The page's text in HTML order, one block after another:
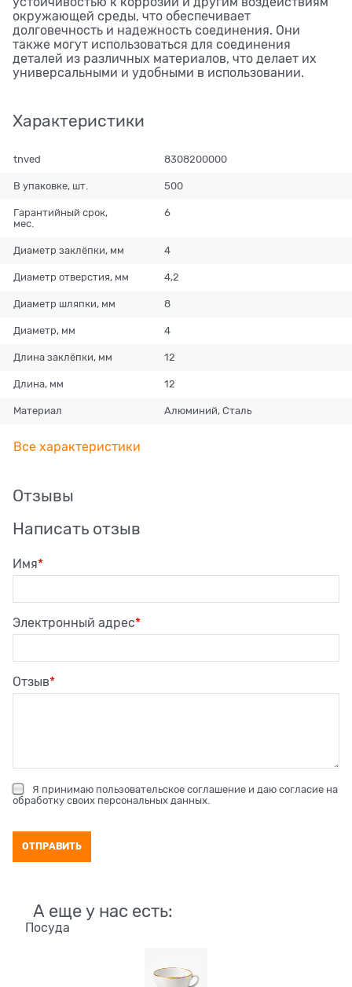
окружающей среды, что обеспечивает
долговечность и надежность соединения. Они
также могут использоваться для соединения
деталей из различных материалов, что делает их
универсальными и удобными в использовании.
Характеристики
tnved 8308200000
В упаковке, шт. 500
Гарантийный срок,
мес.
6
Диаметр заклёпки, мм 4
Диаметр отверстия, мм 4,2
Диаметр шляпки, мм 8
Диаметр, мм 4
Длина заклёпки, мм 12
Длина, мм 12
Материал Алюминий, Сталь
Все характеристики
Отзывы
Написать отзыв
Имя
Электронный адрес
Отзыв
Я принимаю пользовательское соглашение и даю согласие на
обработку своих персональных данных
А еще у нас есть:
Посуда